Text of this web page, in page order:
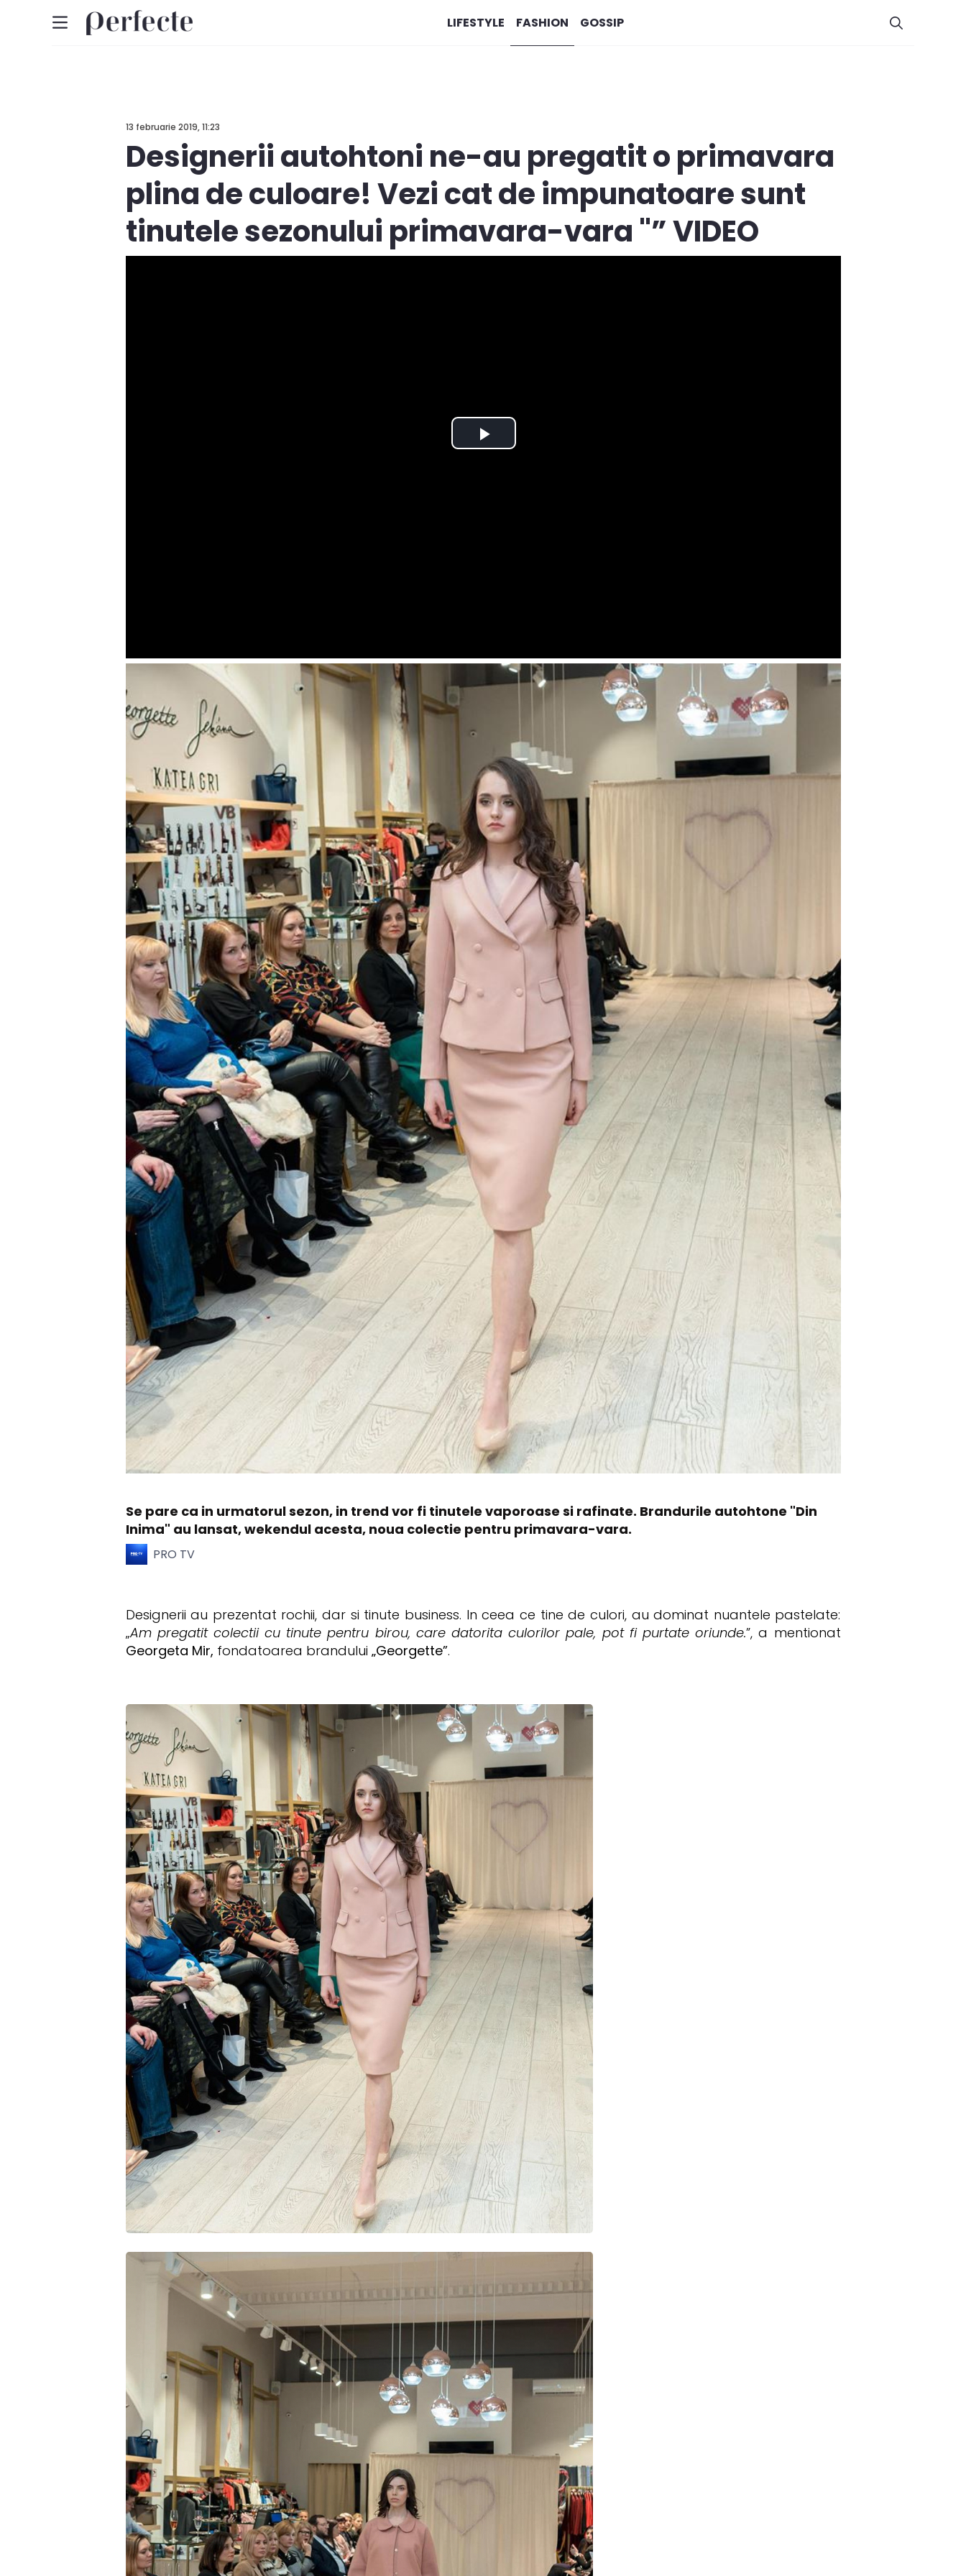
LIFESTYLE FASHION GOSSIP
13 februarie 2019, 11:23
Designerii autohtoni ne-au pregatit o primavara
plina de culoare! Vezi cat de impunatoare sunt
tinutele sezonului primavara-vara "” VIDEO
Se pare ca in urmatorul sezon, in trend vor fi tinutele vaporoase si rafinate. Brandurile autohtone "Din
Inima" au lansat, wekendul acesta, noua colectie pentru primavara-vara.
PRO TV
Designerii au prezentat rochii, dar si tinute business. In ceea ce tine de culori, au dominat nuantele pastelate:
„Am pregatit colectii cu tinute pentru birou, care datorita culorilor pale, pot fi purtate oriunde.”, a mentionat
Georgeta Mir, fondatoarea brandului „Georgette”.